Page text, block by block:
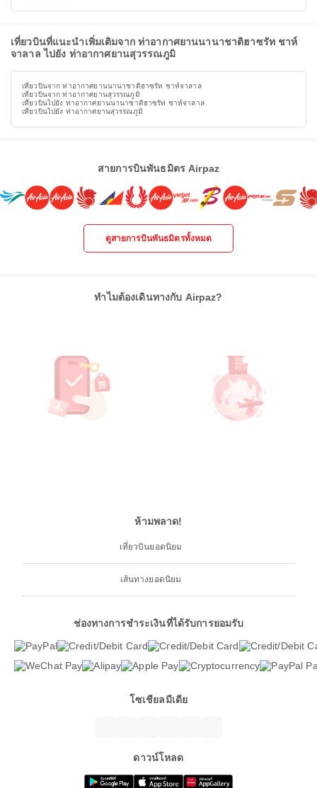
เที่ยวบินที่แนะนำเพิ่มเติมจาก ท่าอากาศยานนานาชาติฮาซรัท ชาห์
จาลาล ไปยัง ท่าอากาศยานสุวรรณภูมิ
เที่ยวบินจาก ท่าอากาศยานนานาชาติฮาซรัท ชาห์จาลาล
เที่ยวบินจาก ท่าอากาศยานสุวรรณภูมิ
เที่ยวบินไปยัง ท่าอากาศยานนานาชาติฮาซรัท ชาห์จาลาล
เที่ยวบินไปยัง ท่าอากาศยานสุวรรณภูมิ
สายการบินพันธมิตร Airpaz
ดูสายการบินพันธมิตรทั้งหมด
ทำไมต้องเดินทางกับ Airpaz?
ห้ามพลาด!
เที่ยวบินยอดนิยม
เส้นทางยอดนิยม
ช่องทางการชำระเงินที่ได้รับการยอมรับ
โซเชียลมีเดีย
ดาวน์โหลด